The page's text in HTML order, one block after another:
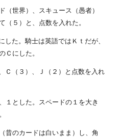
（世界）、スキュース（愚者）
（５）と、点数を入れた。
した。騎士は英語ではＫｔだが、
Ｃにした。
Ｃ（３）、Ｊ（２）と点数を入れ
１とした。スペードの１を大き
昔のカードは白いまま）し、角